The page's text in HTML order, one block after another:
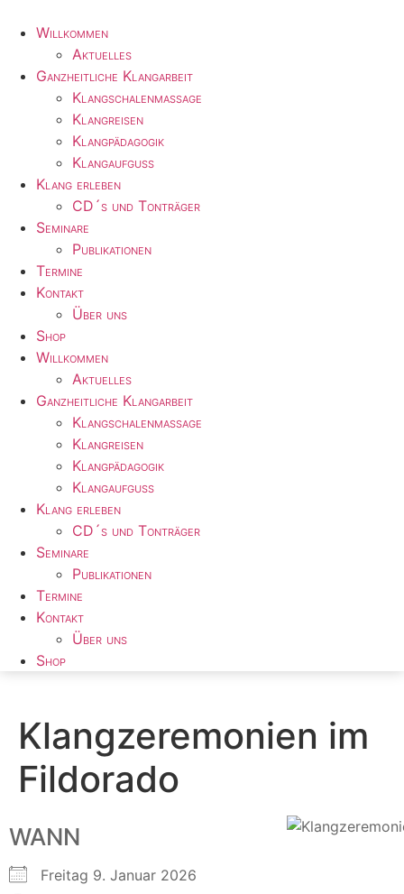
Inhalt
wechseln
Willkommen
Aktuelles
Ganzheitliche Klangarbeit
Klangschalenmassage
Klangreisen
Klangpädagogik
Klangaufguss
Klang erleben
CD´s und Tonträger
Seminare
Publikationen
Termine
Kontakt
Über uns
Shop
Willkommen
Aktuelles
Ganzheitliche Klangarbeit
Klangschalenmassage
Klangreisen
Klangpädagogik
Klangaufguss
Klang erleben
CD´s und Tonträger
Seminare
Publikationen
Termine
Kontakt
Über uns
Shop
Klangzeremonien im
Fildorado
WANN
Freitag 9. Januar 2026